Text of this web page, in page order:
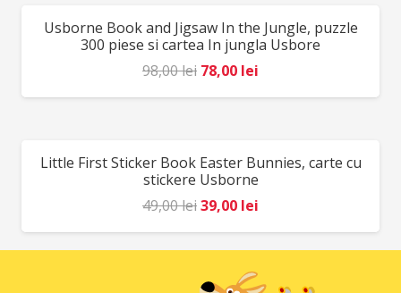
64,00 lei.
REDUCERI!
Usborne Book and Jigsaw In the Jungle, puzzle
300 piese si cartea In jungla Usbore
98,00lei Prețul
inițial
98,00 lei.
78,00 lei
curent
REDUCERI!
Little First Sticker Book Easter Bunnies, carte cu
stickere Usborne
49,00leiPrețul
inițial
a
fost:
39,00 lei
curent
este:
39,00 lei.